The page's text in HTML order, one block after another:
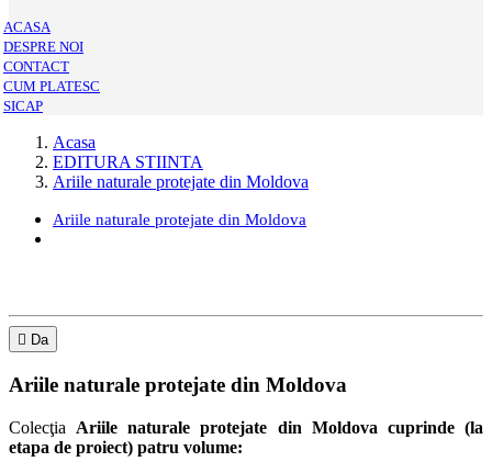
ACASA
DESPRE NOI
CONTACT
CUM PLATESC
SICAP
Acasa
EDITURA STIINTA
Ariile naturale protejate din Moldova
Ariile naturale protejate din Moldova
 Da
Ariile naturale protejate din Moldova
Colecţia Ariile naturale protejate din Moldova cuprinde (la
etapa de proiect) patru volume: